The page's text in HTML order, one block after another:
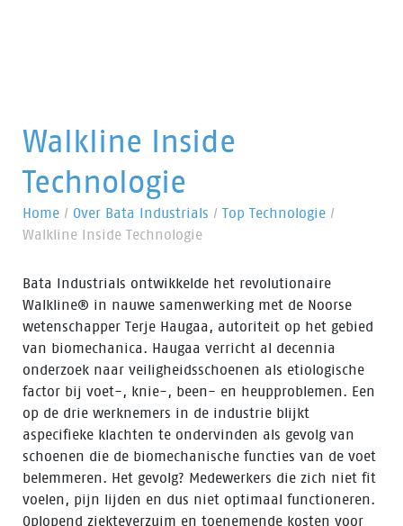
Walkline Inside
Technologie
Home / Over Bata Industrials / Top Technologie /
Walkline Inside Technologie
Bata Industrials ontwikkelde het revolutionaire
Walkline® in nauwe samenwerking met de Noorse
wetenschapper Terje Haugaa, autoriteit op het gebied
van biomechanica. Haugaa verricht al decennia
onderzoek naar veiligheidsschoenen als etiologische
factor bij voet-, knie-, been- en heupproblemen. Een
op de drie werknemers in de industrie blijkt
aspecifieke klachten te ondervinden als gevolg van
schoenen die de biomechanische functies van de voet
belemmeren. Het gevolg? Medewerkers die zich niet fit
voelen, pijn lijden en dus niet optimaal functioneren.
Oplopend ziekteverzuim en toenemende kosten voor